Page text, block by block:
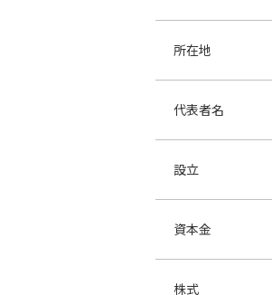
所在地
代表者名
設立
資本金
株式